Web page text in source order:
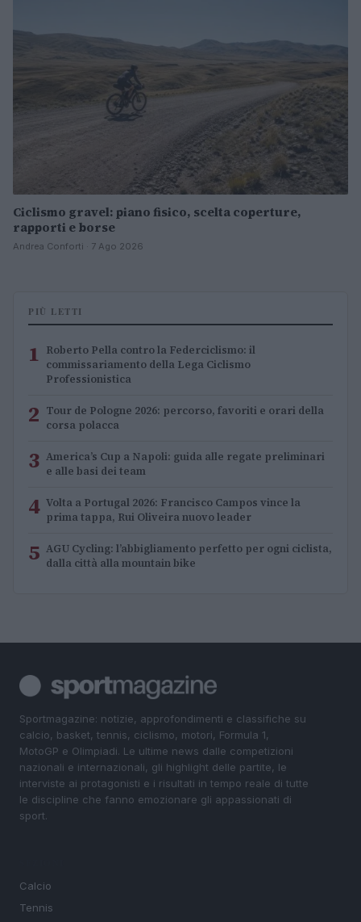
Ciclismo gravel: piano fisico, scelta coperture,
rapporti e borse
Andrea Conforti · 7 Ago 2026
PIÙ LETTI
1 Roberto Pella contro la Federciclismo: il
commissariamento della Lega Ciclismo
Professionistica
2 Tour de Pologne 2026: percorso, favoriti e orari della
corsa polacca
3 America’s Cup a Napoli: guida alle regate preliminari
e alle basi dei team
4 Volta a Portugal 2026: Francisco Campos vince la
prima tappa, Rui Oliveira nuovo leader
5 AGU Cycling: l’abbigliamento perfetto per ogni ciclista,
dalla città alla mountain bike
Sportmagazine: notizie, approfondimenti e classifiche su
calcio, basket, tennis, ciclismo, motori, Formula 1,
MotoGP e Olimpiadi. Le ultime news dalle competizioni
nazionali e internazionali, gli highlight delle partite, le
interviste ai protagonisti e i risultati in tempo reale di tutte
le discipline che fanno emozionare gli appassionati di
sport.
Calcio
Tennis